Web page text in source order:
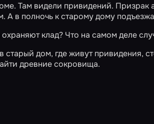
Там видели привидений. Призрак
А в полночь к старому дому
клад? Что на самом деле
старый дом, где живут привидения,
древние сокровища.